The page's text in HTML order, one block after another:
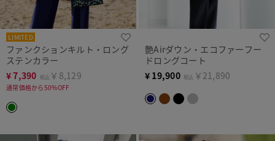
LIMITED
ファンクションキルト・ロング
ステンカラー
¥7,390 税込 ￥8,129
通常価格から50%OFF
艶Airダウン・エコファーフー
ドロングコート
¥ 19,900 税込 ￥21,890